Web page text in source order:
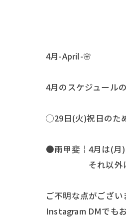
4月-April-🌸
4月のスケジュール
◯29日(火)祝日のた
●雨甲斐￤4月は(月
それ以外は9：
ご不明な点がござい
Instagram DMでも